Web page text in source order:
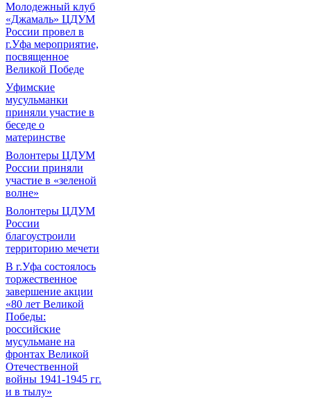
Молодежный клуб
«Джамаль» ЦДУМ
России провел в
г.Уфа мероприятие,
посвященное
Великой Победе
Уфимские
мусульманки
приняли участие в
беседе о
материнстве
Волонтеры ЦДУМ
России приняли
участие в «зеленой
волне»
Волонтеры ЦДУМ
России
благоустроили
территорию мечети
В г.Уфа состоялось
торжественное
завершение акции
«80 лет Великой
Победы:
российские
мусульмане на
фронтах Великой
Отечественной
войны 1941-1945 гг.
и в тылу»